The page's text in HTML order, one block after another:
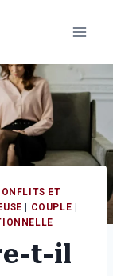
ET
COUPLE
t-il